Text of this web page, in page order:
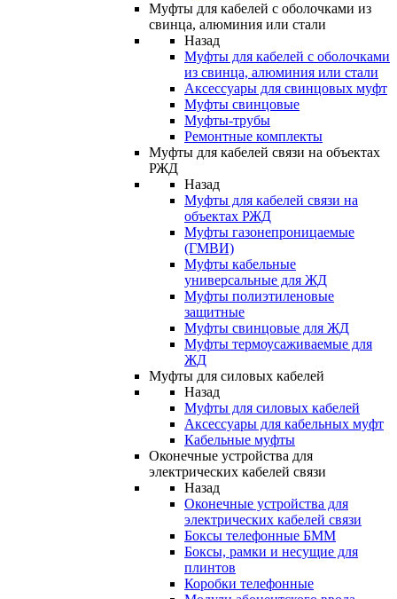
Муфты для кабелей с оболочками из
свинца, алюминия или стали
Назад
Муфты для кабелей с оболочками
из свинца, алюминия или стали
Аксессуары для свинцовых муфт
Муфты свинцовые
Муфты-трубы
Ремонтные комплекты
Муфты для кабелей связи на объектах
РЖД
Назад
Муфты для кабелей связи на
объектах РЖД
Муфты газонепроницаемые
(ГМВИ)
Муфты кабельные
универсальные для ЖД
Муфты полиэтиленовые
защитные
Муфты свинцовые для ЖД
Муфты термоусаживаемые для
ЖД
Муфты для силовых кабелей
Назад
Муфты для силовых кабелей
Аксессуары для кабельных муфт
Кабельные муфты
Оконечные устройства для
электрических кабелей связи
Назад
Оконечные устройства для
электрических кабелей связи
Боксы телефонные БММ
Боксы, рамки и несущие для
плинтов
Коробки телефонные